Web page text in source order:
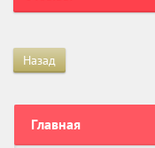
Главная
Назад